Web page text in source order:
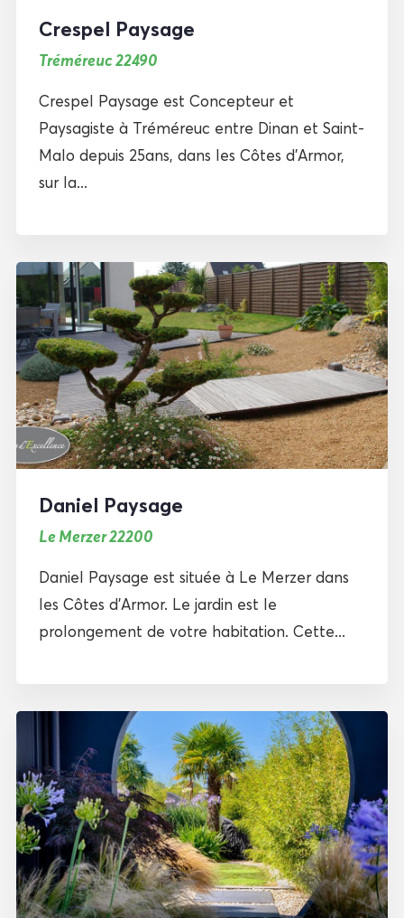
Crespel Paysage
Tréméreuc 22490
Crespel Paysage est Concepteur et
Paysagiste à Tréméreuc entre Dinan et Saint-
Malo depuis 25ans, dans les Côtes d’Armor,
sur la...
Daniel Paysage
Le Merzer 22200
Daniel Paysage est située à Le Merzer dans
les Côtes d’Armor. Le jardin est le
prolongement de votre habitation. Cette...